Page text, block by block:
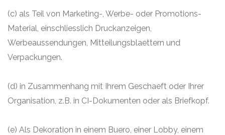
(c) als Teil von Marketing-, Werbe- oder Promotions-
Material, einschliesslich Druckanzeigen,
Werbeaussendungen, Mitteilungsblaettern und
Verpackungen.
(d) in Zusammenhang mit Ihrem Geschaeft oder Ihrer
Organisation, z.B. in CI-Dokumenten oder als Briefkopf.
(e) Als Dekoration in einem Buero, einer Lobby, einem